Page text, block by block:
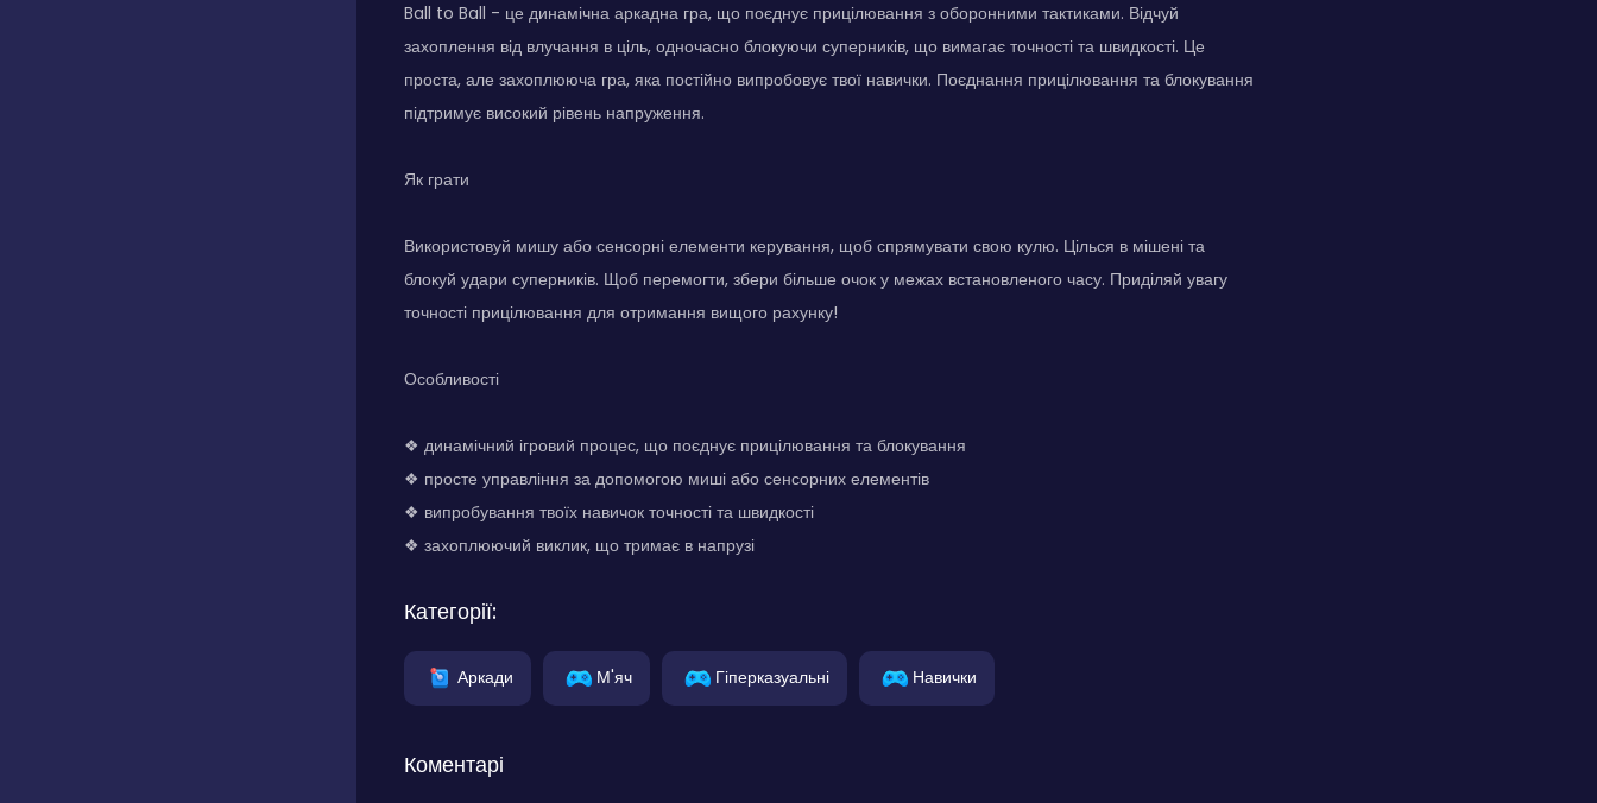
Ball to Ball - це динамічна аркадна гра, що поєднує прицілювання з оборонними тактиками. Відчуй
захоплення від влучання в ціль, одночасно блокуючи суперників, що вимагає точності та швидкості. Це
проста, але захоплююча гра, яка постійно випробовує твої навички. Поєднання прицілювання та блокування
підтримує високий рівень напруження.
Як грати
Використовуй мишу або сенсорні елементи керування, щоб спрямувати свою кулю. Цілься в мішені та
блокуй удари суперників. Щоб перемогти, збери більше очок у межах встановленого часу. Приділяй увагу
точності прицілювання для отримання вищого рахунку!
Особливості
❖ динамічний ігровий процес, що поєднує прицілювання та блокування
❖ просте управління за допомогою миші або сенсорних елементів
❖ випробування твоїх навичок точності та швидкості
❖ захоплюючий виклик, що тримає в напрузі
Категорії:
Аркади М'яч Гіперказуальні Навички
Коментарі